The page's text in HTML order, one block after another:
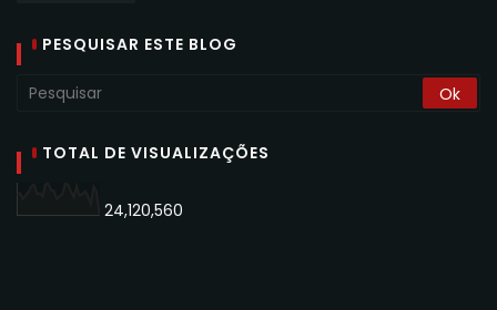
PESQUISAR ESTE BLOG
TOTAL DE VISUALIZAÇÕES
24,120,560